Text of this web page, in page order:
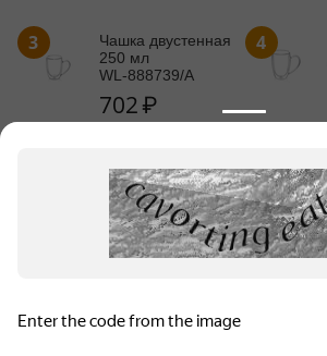
3
Чашка двустенная
250 мл
WL‑888739/A
702₽
4
WL‑888719/A
783₽
Информация для продавцов